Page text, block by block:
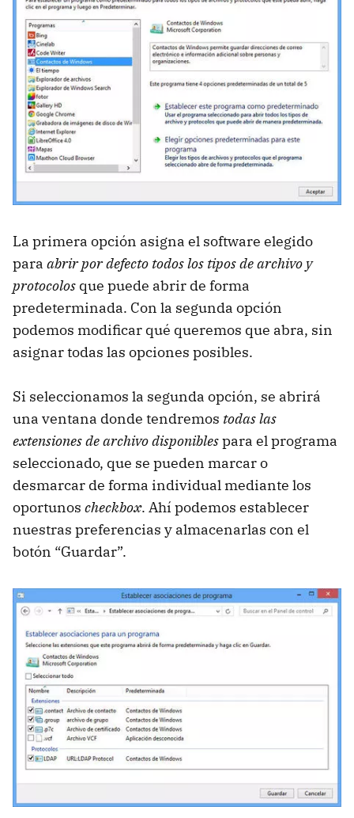
La primera opción asigna el software elegido
para abrir por defecto todos los tipos de archivo y
protocolos que puede abrir de forma
predeterminada. Con la segunda opción
podemos modificar qué queremos que abra, sin
asignar todas las opciones posibles.
Si seleccionamos la segunda opción, se abrirá
una ventana donde tendremos todas las
extensiones de archivo disponiblespara el programa
seleccionado, que se pueden marcar o
desmarcar de forma individual mediante los
oportunos checkbox. Ahí podemos establecer
nuestras preferencias y almacenarlas con el
botón “Guardar”.